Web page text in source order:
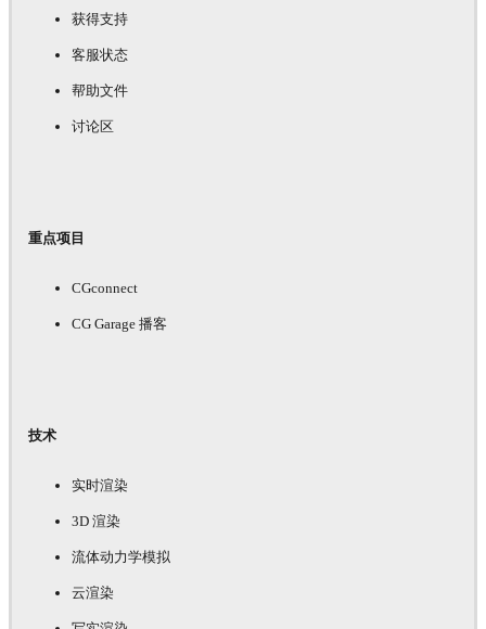
获得支持
客服状态
帮助文件
讨论区
重点项目
CGconnect
CG Garage 播客
技术
实时渲染
3D 渲染
流体动力学模拟
云渲染